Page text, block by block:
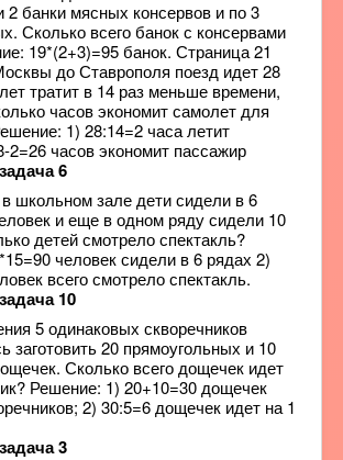
2 банки мясных консервов и по 3
Сколько всего банок с консервами
19*(2+3)=95 банок. Страница 21
до Ставрополя поезд идет 28
тратит в 14 раз меньше времени,
часов экономит самолет для
1) 28:14=2 часа летит
2=26 часов экономит пассажир
6
школьном зале дети сидели в 6
и еще в одном ряду сидели 10
детей смотрело спектакль?
человек сидели в 6 рядах 2)
всего смотрело спектакль.
10
5 одинаковых скворечников
заготовить 20 прямоугольных и 10
Сколько всего дощечек идет
Решение: 1) 20+10=30 дощечек
2) 30:5=6 дощечек идет на 1
3